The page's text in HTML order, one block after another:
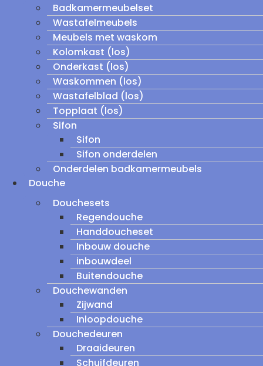
Badkamermeubelset
Wastafelmeubels
Meubels met waskom
Kolomkast (los)
Onderkast (los)
Waskommen (los)
Wastafelblad (los)
Topplaat (los)
Sifon
Sifon
Sifon onderdelen
Onderdelen badkamermeubels
Douche
Douchesets
Regendouche
Handdoucheset
Inbouw douche
inbouwdeel
Buitendouche
Douchewanden
Zijwand
Inloopdouche
Douchedeuren
Draaideuren
Schuifdeuren